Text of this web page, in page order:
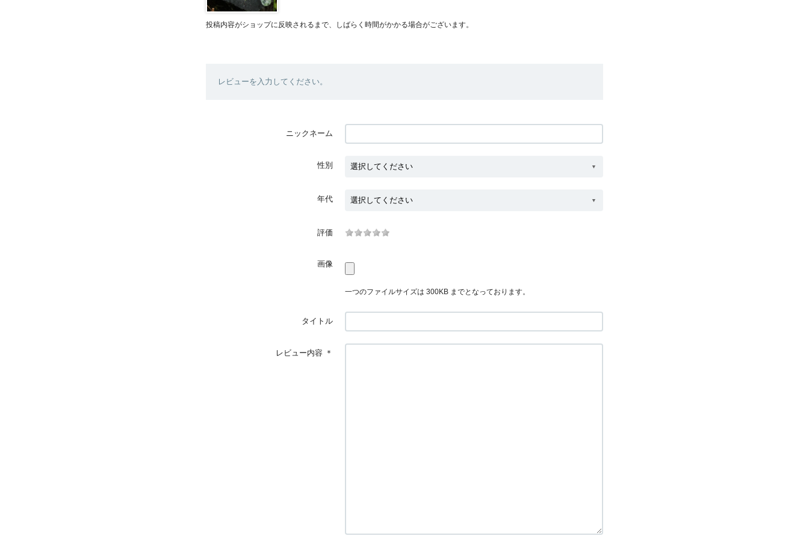
投稿内容がショップに反映されるまで、しばらく時間がかかる場合がございます。
レビューを入力してください。
ニックネーム
性別
年代
評価
画像
一つのファイルサイズは 300KB までとなっております。
タイトル
レビュー内容 ＊